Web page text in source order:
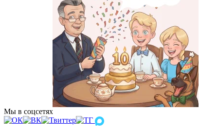
Мы в соцсетях